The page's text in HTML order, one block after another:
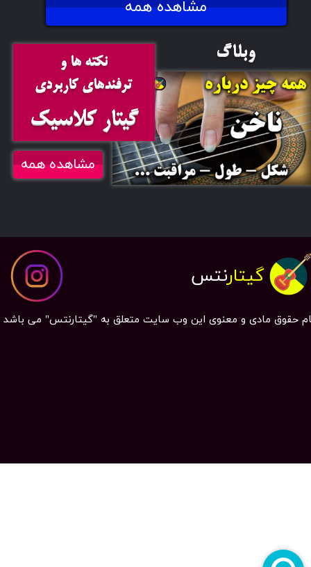
مشاهده همه
نکته ها و
ترفندهای کاربردی
گیتار کلاسیک
وبلاگ
مشاهده همه
حقوق مادی و معنوی این وب سایت متعلق به "گیتارنتس" می باشد
گیتارنتس